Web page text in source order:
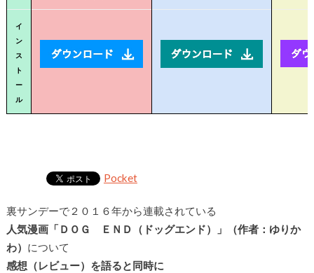
イ
ン
ス
ト
ー
ル
Pocket
裏サンデーで２０１６年から連載されている
人気漫画「ＤＯＧ ＥＮＤ（ドッグエンド）」（作者：ゆりか
わ） について
感想（レビュー）を語ると同時に